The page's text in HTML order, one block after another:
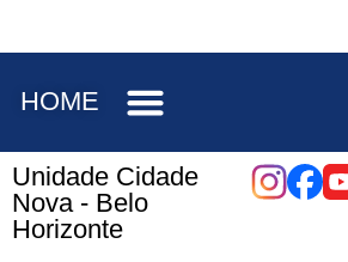
HOME
Unidade Cidade
Nova - Belo
Horizonte